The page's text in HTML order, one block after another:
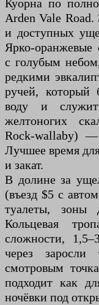
Куорна по
Arden Vale
и доступных
Ярко-оранжевые
с голубым
редкими
ручей, который
воду и
желтоногих
Rock-wallaby) —
Лучшее время
и закат.
В долине за
(въезд $5 с
туалеты, зоны
Кольцевая
сложности,
через
смотровым
подходит как
ночёвки под